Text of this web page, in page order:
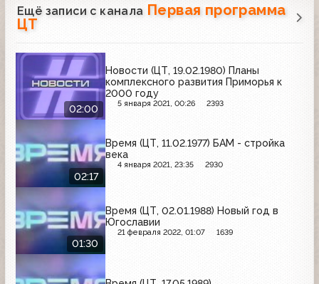
Ещё записи с канала Первая программа
ЦТ
02:00
Новости (ЦТ, 19.02.1980) Планы
комплексного развития Приморья к
2000 году
5 января 2021, 00:26 2393
02:17
Время (ЦТ, 11.02.1977) БАМ - стройка
века
4 января 2021, 23:35 2930
01:30
Время (ЦТ, 02.01.1988) Новый год в
Югославии
21 февраля 2022, 01:07 1639